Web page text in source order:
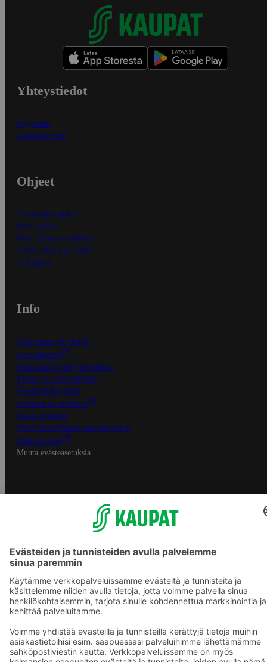
Yhteystiedot
Myymälät
Asiakaspalvelu
Ohjeet
Ensitilaajan ohjeet
Näin maksat
Näin tilaat ja muokkaat
Kaikki ohjeet ja vinkit
In English
Info
S-Business yrityksille
Oiva-raportit
Osuuskauppojen yhteystiedot
Tilaus- ja toimitusehdot
Tietosuojakäytäntö
Palvelun käyttöehdot
Saavutettavuus
Mobiilisovelluksen saavutettavuus
Mainostajalle
Muuta evästeasetuksia
S-ryhmän palvelut
Asiakasomistajuus
Yhteishyvä Ruoka -sovellus
Prisma.fi
Sokos.fi
S-Pankki
Sokos Hotels
Raflaamo